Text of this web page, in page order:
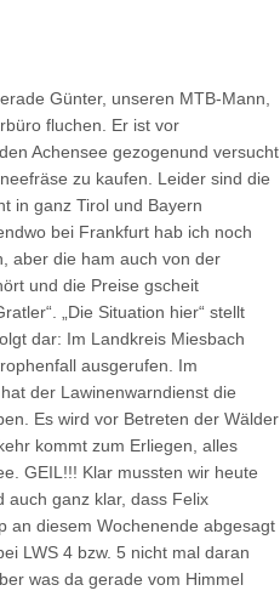
Günter, unseren MTB-Mann,
fluchen. Er ist vor
Achensee gezogenund versucht
zu kaufen. Leider sind die
in ganz Tirol und Bayern
bei Frankfurt hab ich noch
aber die ham auch von der
und die Preise gscheit
„Die Situation hier“ stellt
dar: Im Landkreis Miesbach
ausgerufen. Im
der Lawinenwarndienst die
Es wird vor Betreten der Wälder
kommt zum Erliegen, alles
GEIL!!! Klar mussten wir heute
auch ganz klar, dass Felix
an diesem Wochenende abgesagt
LWS 4 bzw. 5 nicht mal daran
was da gerade vom Himmel